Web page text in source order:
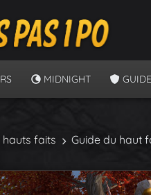
MIDNIGHT
hauts faits
Guide du haut